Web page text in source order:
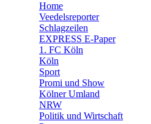
🛒 Shoppingwelt
Home
Veedelsreporter
Schlagzeilen
EXPRESS E-Paper
1. FC Köln
Köln
Sport
Promi und Show
Kölner Umland
NRW
Politik und Wirtschaft